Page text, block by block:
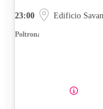
23:00 Edificio
Poltrona